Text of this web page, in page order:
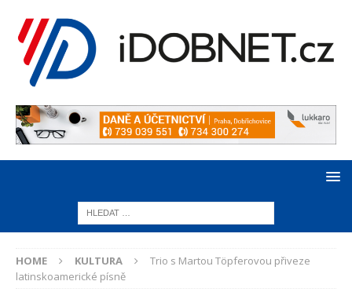
HOME KULTURA
Trio s Martou Töpferovou přiveze
latinskoamerické písně